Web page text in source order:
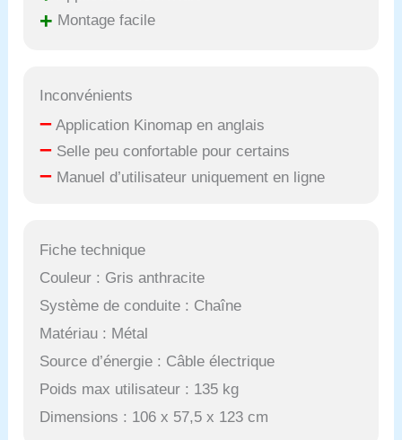
+ Montage facile
Inconvénients
– Application Kinomap en anglais
– Selle peu confortable pour certains
– Manuel d’utilisateur uniquement en ligne
Fiche technique
Couleur : Gris anthracite
Système de conduite : Chaîne
Matériau : Métal
Source d’énergie : Câble électrique
Poids max utilisateur : 135 kg
Dimensions : 106 x 57,5 x 123 cm